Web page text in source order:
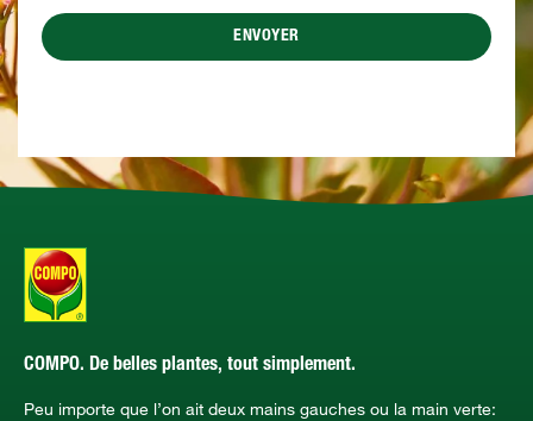
ENVOYER
COMPO. De belles plantes, tout simplement.
Peu importe que l’on ait deux mains gauches ou la main verte: